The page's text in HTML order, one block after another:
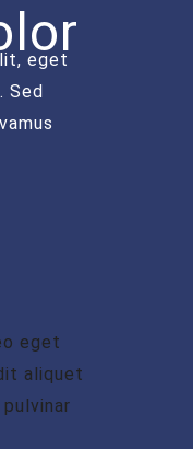
eget
Sed
eget
aliquet